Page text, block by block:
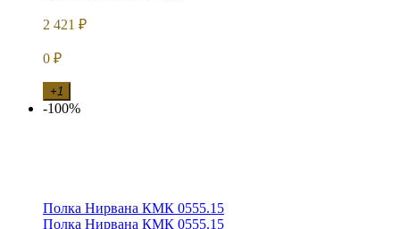
2 421 ₽
0 ₽
+1
-100%
Полка Нирвана КМК 0555.15
Полка Нирвана КМК 0555.15